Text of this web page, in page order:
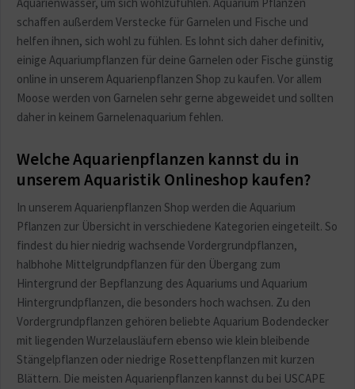
Aquarienwasser, um sich wohlzufühlen. Aquarium Pflanzen
schaffen außerdem Verstecke für Garnelen und Fische und
helfen ihnen, sich wohl zu fühlen. Es lohnt sich daher definitiv,
einige Aquariumpflanzen für deine Garnelen oder Fische günstig
online in unserem Aquarienpflanzen Shop zu kaufen. Vor allem
Moose werden von Garnelen sehr gerne abgeweidet und sollten
daher in keinem Garnelenaquarium fehlen.
Welche Aquarienpflanzen kannst du in
unserem Aquaristik Onlineshop kaufen?
In unserem Aquarienpflanzen Shop werden die Aquarium
Pflanzen zur Übersicht in verschiedene Kategorien eingeteilt. So
findest du hier niedrig wachsende Vordergrundpflanzen,
halbhohe Mittelgrundpflanzen für den Übergang zum
Hintergrund der Bepflanzung des Aquariums und Aquarium
Hintergrundpflanzen, die besonders hoch wachsen. Zu den
Vordergrundpflanzen gehören beliebte Aquarium Bodendecker
mit liegenden Wurzelausläufern ebenso wie klein bleibende
Stängelpflanzen oder niedrige Rosettenpflanzen mit kurzen
Blättern. Die meisten Aquarienpflanzen kannst du bei USCAPE